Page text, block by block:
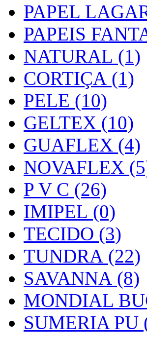
PAPEL
PAPEIS
NATURAL (1)
CORTIÇA (1)
PELE (10)
GELTEX (10)
GUAFLEX (4)
NOVAFLEX
P V C (26)
IMIPEL (0)
TECIDO (3)
TUNDRA (22)
SAVANNA (8)
MONDIAL
SUMERIA PU